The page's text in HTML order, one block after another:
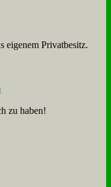
eigenem Privatbesitz.
zu haben!